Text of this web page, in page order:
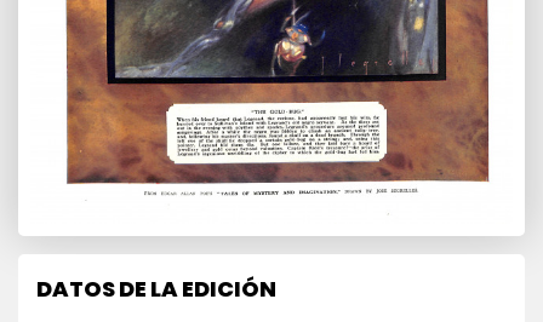
DATOS DE LA EDICIÓN